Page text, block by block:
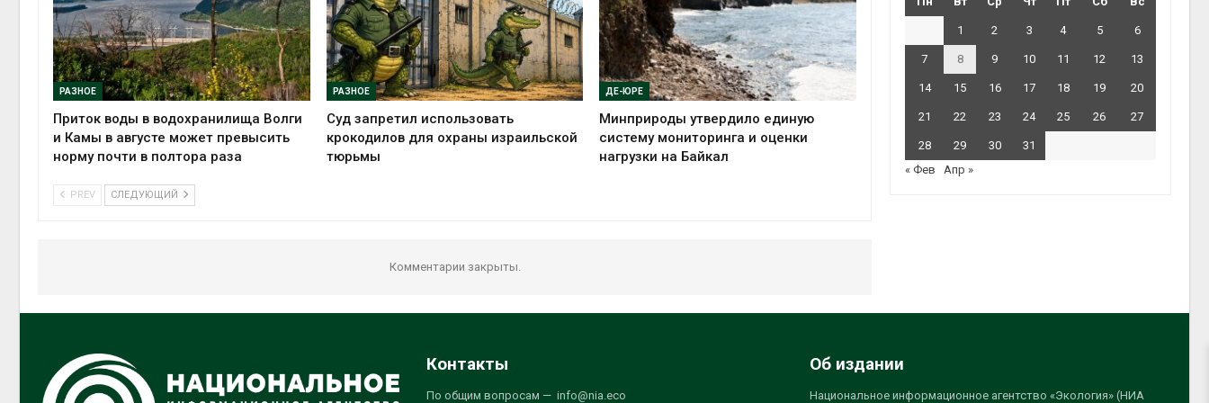
РАЗНОЕ
Приток воды в водохранилища Волги
и Камы в августе может превысить
норму почти в полтора раза
РАЗНОЕ
Суд запретил использовать
крокодилов для охраны израильской
тюрьмы
ДЕ-ЮРЕ
Минприроды утвердило единую
систему мониторинга и оценки
нагрузки на Байкал
PREV СЛЕДУЮЩИЙ
Комментарии закрыты.
1 2 3 4 5 6
7 8 9 10 11 12 13
14 15 16 17 18 19 20
21 22 23 24 25 26 27
28 29 30
31
« Фев
Апр »
Контакты
По общим вопросам — info@nia.eco
Об издании
Национальное информационное агентство «Экология» (НИА